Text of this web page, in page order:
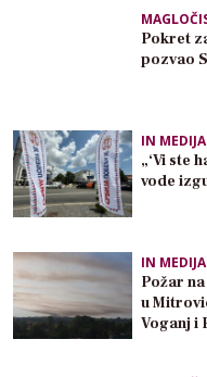
Pokret
pozvao
IN MEDIJA
„‘Vi ste
vode
IN MEDIJA
Požar
u
Voganj i